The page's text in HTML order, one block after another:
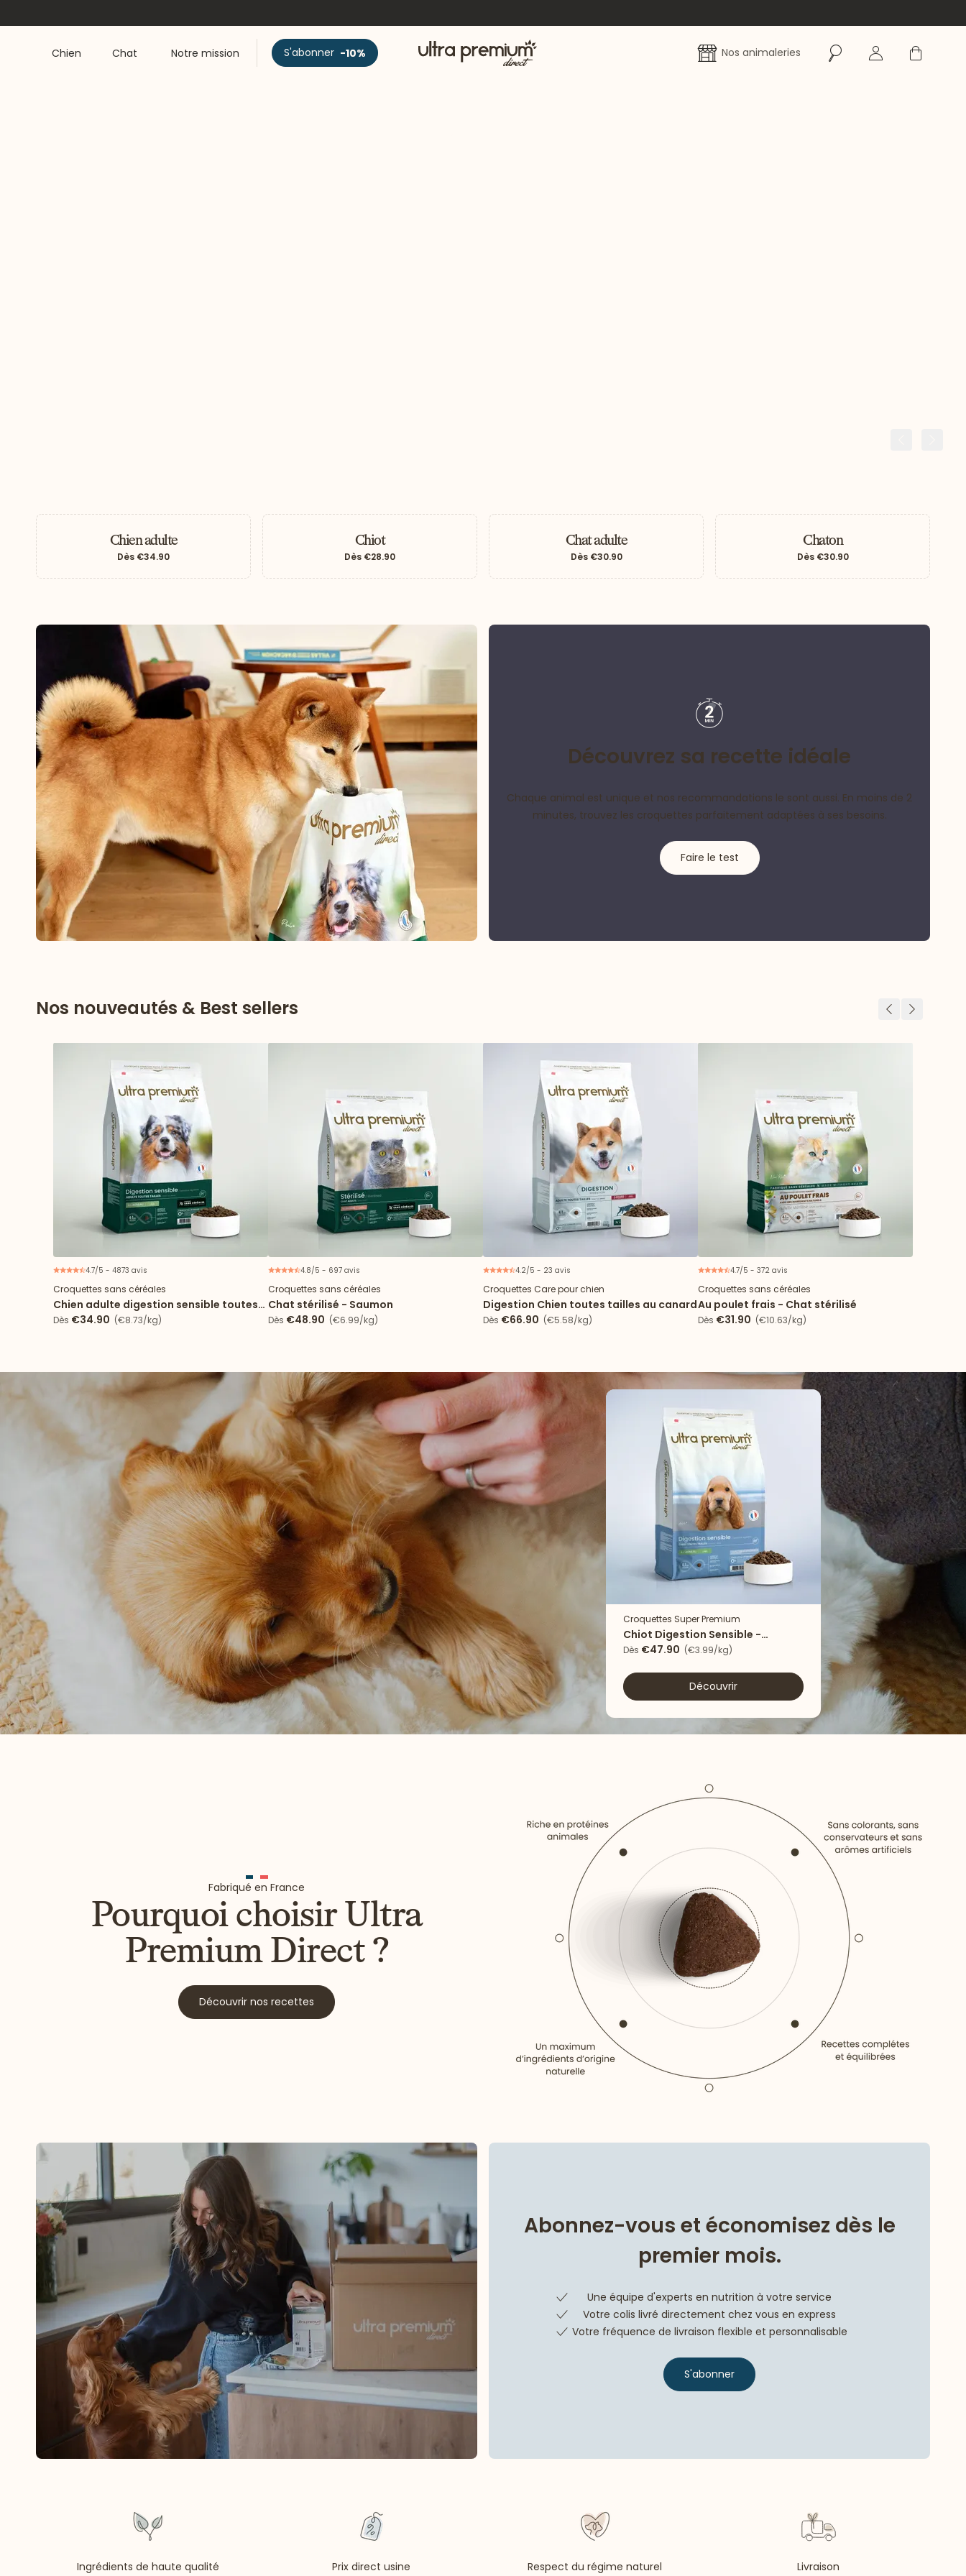
Chien Chat Notre mission S'abonner -10% Accueil Nos animaleries RechercherSe connecter
Panier
Chien adulte
Dès €34.90
Chiot
Dès €28.90
Chat adulte
Dès €30.90
Chaton
Dès €30.90
Découvrez sa recette idéale
Chaque animal est unique et nos recommandations le sont aussi. En moins de 2
minutes, trouvez les croquettes parfaitement adaptées à ses besoins.
Faire le test
Nos nouveautés & Best sellers Précédent
Suivant
4.7/5 - 4873 avis
Croquettes sans céréales
Chien adulte digestion sensible toutes
tailles
Dès €34.90 (€8.73/kg)
4.8/5 - 697 avis
Croquettes sans céréales
Chat stérilisé - Saumon
Dès €48.90 (€6.99/kg)
4.2/5 - 23 avis
Croquettes Care pour chien
Digestion Chien toutes tailles au canard
Dès €66.90 (€5.58/kg)
4.7/5 - 372 avis
Croquettes sans céréales
Au poulet frais - Chat stérilisé
Dès €31.90 (€10.63/kg)
Croquettes Super Premium
Chiot Digestion Sensible -
Agneau & riz
Dès €47.90 (€3.99/kg)
Découvrir
Fabriqué en France
Pourquoi choisir Ultra
Premium Direct ?
Découvrir nos recettes
Abonnez-vous et économisez dès le
premier mois.
Une équipe d'experts en nutrition à votre service
Votre colis livré directement chez vous en express
Votre fréquence de livraison flexible et personnalisable
S'abonner
Ingrédients de haute qualité Prix direct usine Respect du régime naturel Livraison